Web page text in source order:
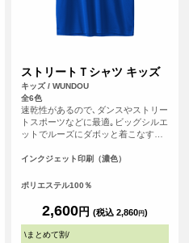
ストリートＴシャツ キッズ
キッズ / WUNDOU
全6色
速乾性があるので､ダンスやストリー
トスポーツなどに最適｡ビッグシルエ
ットでルーズにダボッと着こなすと
くことがなく､すぐに乾くので重たく
快適に体を動かすことのできる必須
シャツです｡
インクジェット印刷（濃色）
ポリエステル100％
2,600円 (税込 2,860円)
\まとめて割/